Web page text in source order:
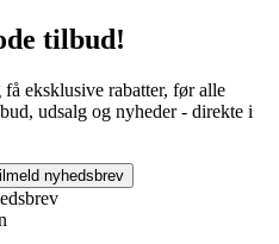
tilbud!
eksklusive rabatter, før alle
udsalg og nyheder - direkte i
nyhedsbrev